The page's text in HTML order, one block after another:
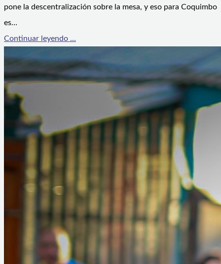
pone la descentralización sobre la mesa, y eso para Coquimbo
es…
Continuar leyendo ...